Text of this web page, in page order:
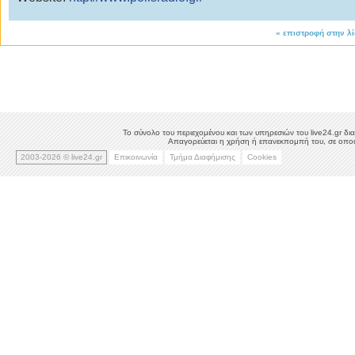
« επιστροφή στην
Το σύνολο του περιεχομένου και των υπηρεσιών του live24.gr
Απαγορεύεται η χρήση ή επανεκπομπή του, σε
2003-2026 © live24.gr
Επικοινωνία Τμήμα Διαφήμισης Cookies